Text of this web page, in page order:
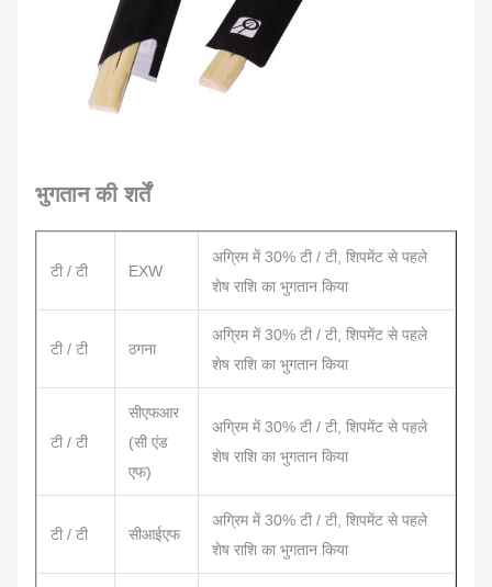
भुगतान की शर्तें
टी / टी EXW
अग्रिम में 30% टी / टी, शिपमेंट से पहले
शेष राशि का भुगतान किया
टी / टी ठगना
अग्रिम में 30% टी / टी, शिपमेंट से पहले
शेष राशि का भुगतान किया
टी / टी
सीएफआर
(सी एंड
एफ)
अग्रिम में 30% टी / टी, शिपमेंट से पहले
शेष राशि का भुगतान किया
टी / टी सीआईएफ
अग्रिम में 30% टी / टी, शिपमेंट से पहले
शेष राशि का भुगतान किया